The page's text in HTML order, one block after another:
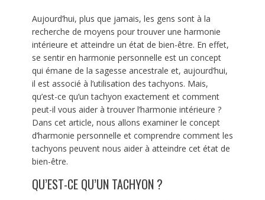
Aujourd’hui, plus que jamais, les gens sont à la
recherche de moyens pour trouver une harmonie
intérieure et atteindre un état de bien-être. En effet,
se sentir en harmonie personnelle est un concept
qui émane de la sagesse ancestrale et, aujourd’hui,
il est associé à l’utilisation des tachyons. Mais,
qu’est-ce qu’un tachyon exactement et comment
peut-il vous aider à trouver l’harmonie intérieure ?
Dans cet article, nous allons examiner le concept
d’harmonie personnelle et comprendre comment les
tachyons peuvent nous aider à atteindre cet état de
bien-être.
QU’EST-CE QU’UN TACHYON ?